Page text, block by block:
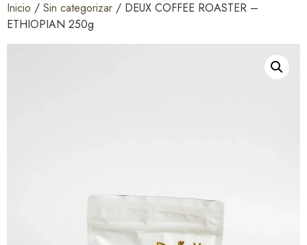
Inicio / Sin categorizar / DEUX COFFEE ROASTER –
ETHIOPIAN 250g